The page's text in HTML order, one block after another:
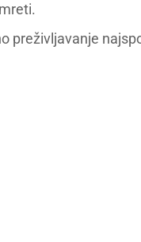
preživljavanje